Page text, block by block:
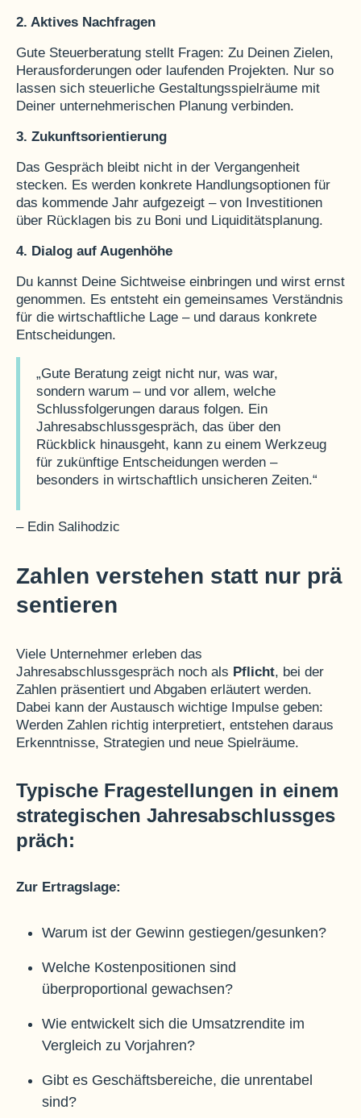
2. Aktives Nachfragen
Gute Steuerberatung stellt Fragen: Zu Deinen Zielen,
Herausforderungen oder laufenden Projekten. Nur so
lassen sich steuerliche Gestaltungsspielräume mit
Deiner unternehmerischen Planung verbinden.
3. Zukunftsorientierung
Das Gespräch bleibt nicht in der Vergangenheit
stecken. Es werden konkrete Handlungsoptionen für
das kommende Jahr aufgezeigt – von Investitionen
über Rücklagen bis zu Boni und Liquiditätsplanung.
4. Dialog auf Augenhöhe
Du kannst Deine Sichtweise einbringen und wirst ernst
genommen. Es entsteht ein gemeinsames Verständnis
für die wirtschaftliche Lage – und daraus konkrete
Entscheidungen.
„Gute Beratung zeigt nicht nur, was war,
sondern warum – und vor allem, welche
Schlussfolgerungen daraus folgen. Ein
Jahresabschlussgespräch, das über den
Rückblick hinausgeht, kann zu einem Werkzeug
für zukünftige Entscheidungen werden –
besonders in wirtschaftlich unsicheren Zeiten.“
– Edin Salihodzic
Zahlen verstehen statt nur prä
sentieren
Viele Unternehmer erleben das
Jahresabschlussgespräch noch als Pflicht, bei der
Zahlen präsentiert und Abgaben erläutert werden.
Dabei kann der Austausch wichtige Impulse geben:
Werden Zahlen richtig interpretiert, entstehen daraus
Erkenntnisse, Strategien und neue Spielräume.
Typische Fragestellungen in einem
strategischen Jahresabschlussges
präch:
Zur Ertragslage:
Warum ist der Gewinn gestiegen/gesunken?
Welche Kostenpositionen sind
überproportional gewachsen?
Wie entwickelt sich die Umsatzrendite im
Vergleich zu Vorjahren?
Gibt es Geschäftsbereiche, die unrentabel
sind?